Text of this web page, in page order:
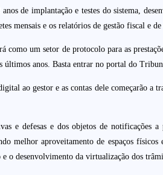
de implantação e testes do sistema,
mensais e os relatórios de gestão fiscal e de
um setor de protocolo para as
anos. Basta entrar no portal do
ao gestor e as contas dele começarão
e defesas e dos objetos de notificações a
melhor aproveitamento de espaços
o desenvolvimento da virtualização dos